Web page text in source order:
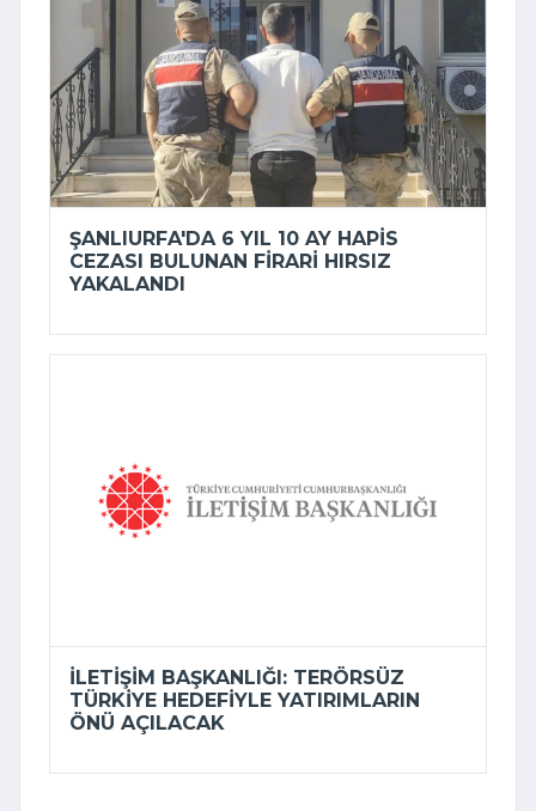
ŞANLIURFA'DA 6 YIL 10 AY HAPIS
CEZASI BULUNAN FIRARI HIRSIZ
YAKALANDI
İLETIŞIM BAŞKANLIĞI: TERÖRSÜZ
TÜRKIYE HEDEFIYLE YATIRIMLARIN
ÖNÜ AÇILACAK